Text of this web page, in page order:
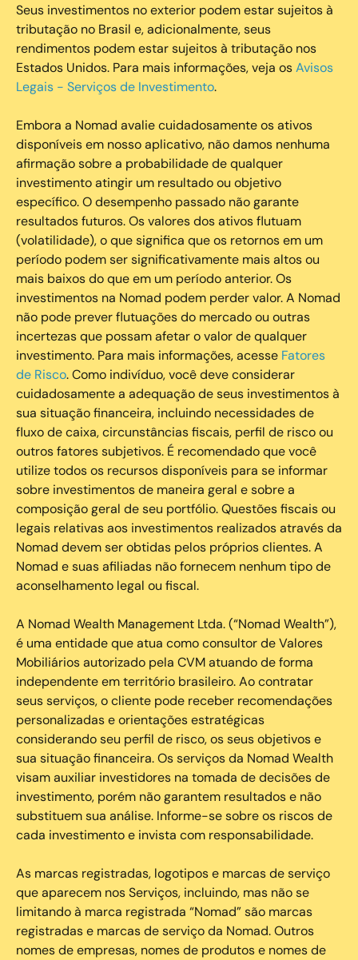
Seus investimentos no exterior podem estar sujeitos à
tributação no Brasil e, adicionalmente, seus
rendimentos podem estar sujeitos à tributação nos
Estados Unidos. Para mais informações, veja osAvisos
Legais - Serviços de Investimento.
Embora a Nomad avalie cuidadosamente os ativos
disponíveis em nosso aplicativo, não damos nenhuma
afirmação sobre a probabilidade de qualquer
investimento atingir um resultado ou objetivo
específico. O desempenho passado não garante
resultados futuros. Os valores dos ativos flutuam
(volatilidade), o que significa que os retornos em um
período podem ser significativamente mais altos ou
mais baixos do que em um período anterior. Os
investimentos na Nomad podem perder valor. A Nomad
não pode prever flutuações do mercado ou outras
incertezas que possam afetar o valor de qualquer
investimento. Para mais informações, acesse Fatores
de Risco. Como indivíduo, você deve considerar
cuidadosamente a adequação de seus investimentos à
sua situação financeira, incluindo necessidades de
fluxo de caixa, circunstâncias fiscais, perfil de risco ou
outros fatores subjetivos. É recomendado que você
utilize todos os recursos disponíveis para se informar
sobre investimentos de maneira geral e sobre a
composição geral de seu portfólio. Questões fiscais ou
legais relativas aos investimentos realizados através da
Nomad devem ser obtidas pelos próprios clientes. A
Nomad e suas afiliadas não fornecem nenhum tipo de
aconselhamento legal ou fiscal.
A Nomad Wealth Management Ltda. (“Nomad Wealth”),
é uma entidade que atua como consultor de Valores
Mobiliários autorizado pela CVM atuando de forma
independente em território brasileiro. Ao contratar
seus serviços, o cliente pode receber recomendações
personalizadas e orientações estratégicas
considerando seu perfil de risco, os seus objetivos e
sua situação financeira. Os serviços da Nomad Wealth
visam auxiliar investidores na tomada de decisões de
investimento, porém não garantem resultados e não
substituem sua análise. Informe-se sobre os riscos de
cada investimento e invista com responsabilidade.
As marcas registradas, logotipos e marcas de serviço
que aparecem nos Serviços, incluindo, mas não se
limitando à marca registrada “Nomad” são marcas
registradas e marcas de serviço da Nomad. Outros
nomes de empresas, nomes de produtos e nomes de